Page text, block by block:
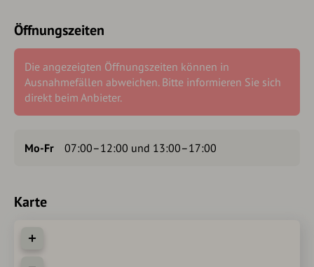
Öffnungszeiten
Die angezeigten Öffnungszeiten können in
Ausnahmefällen abweichen. Bitte informieren Sie sich
direkt beim Anbieter.
Mo-Fr 07:00–12:00 und 13:00–17:00
Karte